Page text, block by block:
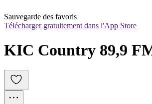
Sauvegarde des favoris
Télécharger gratuitement dans l'App Store
KIC Country 89,9